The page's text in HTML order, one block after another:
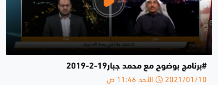
#برنامج بوضوح مع محمد جبار19-2-2019
2021/01/10 الأحد 11:46 ص